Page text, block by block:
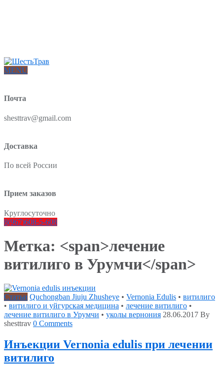
MENU
Почта
shesttrav@gmail.com
Доставка
По всей России
Прием заказов
Круглосуточно
8(967)608-5-608
Метка: <span>лечение
витилиго в Урумчи</span>
Статьи Quchongban Jiuju Zhusheye • Vernonia Edulis • витилиго
• витилиго и уйгурская медицина • лечение витилиго •
лечение витилиго в Урумчи • уколы вернония 28.06.2017 By
shesttrav 0 Comments
Инъекции Vernonia edulis при лечении
витилиго